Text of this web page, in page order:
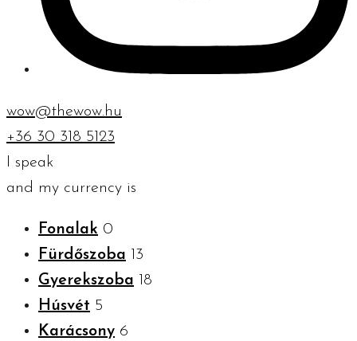
wow@thewow.hu
+36 30 318 5123
I speak
and my currency is
Fonalak 0
Fürdőszoba 13
Gyerekszoba 18
Húsvét 5
Karácsony 6